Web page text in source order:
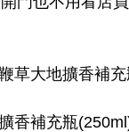
草大地擴香補
香補充瓶